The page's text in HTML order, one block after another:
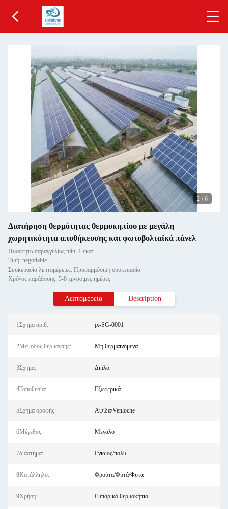
2 / 6
Διατήρηση θερμότητας θερμοκηπίου με μεγάλη
χωρητικότητα αποθήκευσης και φωτοβολταϊκά πάνελ
Ποσότητα παραγγελίας min: 1 εκατ.
Τιμή: negotiable
Συσκευασία λεπτομέρειες: Προσαρμόσιμη συσκευασία
Χρόνος παράδοσης: 5-8 εργάσιμες ημέρες
Λεπτομέρεια Description
1Σχήμα αριθ.: jx-SG-0001
2Μέθοδος θέρμανσης: Μη θερμαινόμενα
3Σχήμα: Διπλό.
4Τοποθεσία: Εξωτερικά
5Σχήμα οροφής: Αψίδα/Venloche
6Μέγεθος: Μεγάλο
7διάστημα: Ενιαίος/πολυ
8Κατάλληλο: Φρούτα/Φυτά/Φυτά
9Χρήση: Εμπορικό θερμοκήπιο